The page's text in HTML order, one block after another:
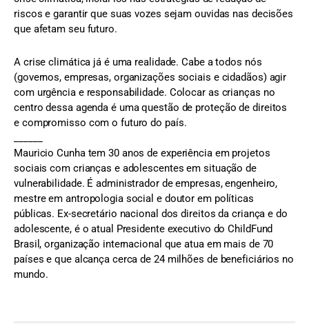
riscos e garantir que suas vozes sejam ouvidas nas decisões
que afetam seu futuro.
A crise climática já é uma realidade. Cabe a todos nós
(governos, empresas, organizações sociais e cidadãos) agir
com urgência e responsabilidade. Colocar as crianças no
centro dessa agenda é uma questão de proteção de direitos
e compromisso com o futuro do país.
Mauricio Cunha tem 30 anos de experiência em projetos
sociais com crianças e adolescentes em situação de
vulnerabilidade. É administrador de empresas, engenheiro,
mestre em antropologia social e doutor em políticas
públicas. Ex-secretário nacional dos direitos da criança e do
adolescente, é o atual Presidente executivo do ChildFund
Brasil, organização internacional que atua em mais de 70
países e que alcança cerca de 24 milhões de beneficiários no
mundo.